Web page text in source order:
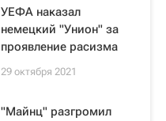
УЕФА наказал
немецкий "Унион" за
проявление расизма
29 октября 2021
"Майнц" разгромил